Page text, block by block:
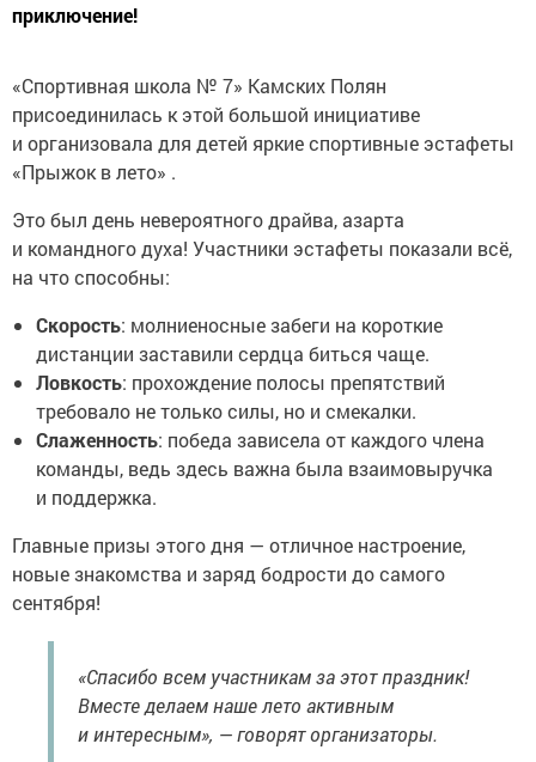
приключение!
«Спортивная школа № 7» Камских Полян
присоединилась к этой большой инициативе
и организовала для детей яркие спортивные эстафеты
«Прыжок в лето» .
Это был день невероятного драйва, азарта
и командного духа! Участники эстафеты показали всё,
на что способны:
Скорость: молниеносные забеги на короткие
дистанции заставили сердца биться чаще.
Ловкость: прохождение полосы препятствий
требовало не только силы, но и смекалки.
Слаженность: победа зависела от каждого члена
команды, ведь здесь важна была взаимовыручка
и поддержка.
Главные призы этого дня — отличное настроение,
новые знакомства и заряд бодрости до самого
сентября!
«Спасибо всем участникам за этот праздник!
Вместе делаем наше лето активным
и интересным», — говорят организаторы.